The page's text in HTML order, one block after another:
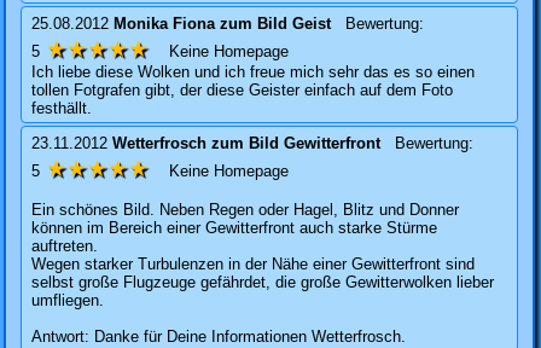
25.08.2012 Monika Fionazum Bild GeistBewertung:
5 ★★★★★
Keine Homepage
Ich liebe diese Wolken und ich freue mich sehr das es so einen
tollen Fotgrafen gibt, der diese Geister einfach auf dem Foto
festhällt.
23.11.2012 Wetterfrosch zum Bild GewitterfrontBewertung:
5 ★★★★★ Keine Homepage
Ein schönes Bild. Neben Regen oder Hagel, Blitz und Donner
können im Bereich einer Gewitterfront auch starke Stürme
auftreten.
Wegen starker Turbulenzen in der Nähe einer Gewitterfront sind
selbst große Flugzeuge gefährdet, die große Gewitterwolken lieber
umfliegen.
Antwort: Danke für Deine Informationen Wetterfrosch.